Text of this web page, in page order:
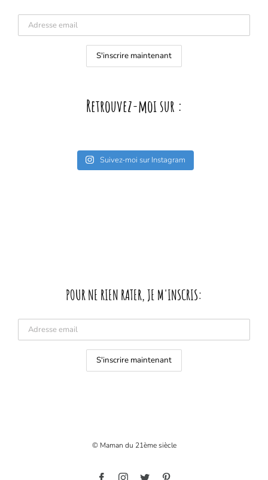
Retrouvez-moi sur :
Suivez-moi sur Instagram
POUR NE RIEN RATER, JE M'INSCRIS:
© Maman du 21ème siècle
FacebookInstagram
Twitter